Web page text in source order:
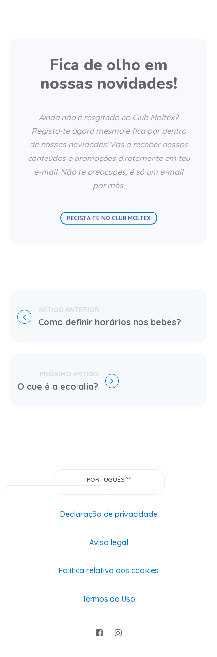
Fica de olho em
nossas novidades!
Ainda não é resgitado no Club Moltex?
Regista-te agora mesmo e fica por dentro
de nossas novidades! Vás a receber nossos
conteúdos e promoções diretamente em teu
e-mail. Não te preocupes, é só um e-mail
por mês.
REGISTA-TE NO CLUB MOLTEX
Como definir horários nos bebés?
O que é a ecolalia?
PORTUGUÊS
Declaração de privacidade
Aviso legal
Política relativa aos cookies
Termos de Uso